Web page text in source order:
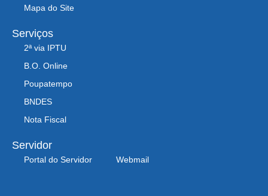
Mapa do Site
Serviços
2ª via IPTU
B.O. Online
Poupatempo
BNDES
Nota Fiscal
Servidor
Portal do Servidor Webmail